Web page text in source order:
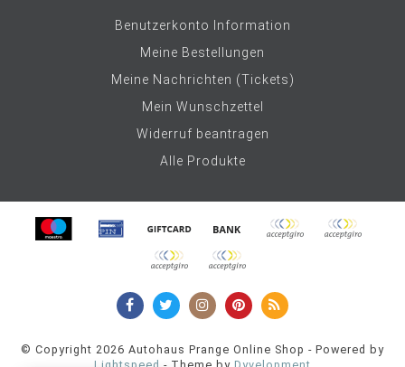
Benutzerkonto Information
Meine Bestellungen
Meine Nachrichten (Tickets)
Mein Wunschzettel
Widerruf beantragen
Alle Produkte
© Copyright 2026 Autohaus Prange Online Shop - Powered by